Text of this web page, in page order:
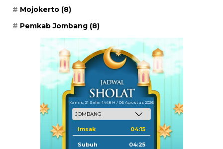
Mojokerto (8)
Pemkab Jombang (8)
Kamis, 21 Safar 1448 H / 06 Agustus 2026
Imsak 04:15
Subuh 04:25